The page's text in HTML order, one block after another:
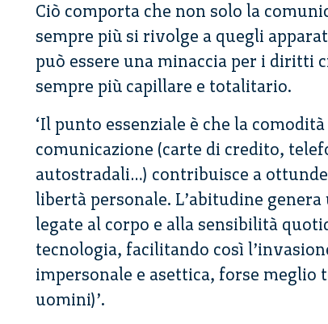
Ciò comporta che non solo la
sempre più si rivolge a quegli
può essere una minaccia per i diritti
sempre più capillare e totalitario.
‘Il punto essenziale è che la
comunicazione (carte di credito,
autostradali…) contribuisce a
libertà personale. L’abitudine
legate al corpo e alla sensibilità
tecnologia, facilitando così
impersonale e asettica, forse
uomini)’.